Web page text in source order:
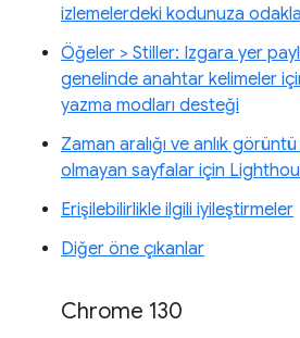
izlemelerdeki kodunuza
Öğeler > Stiller: Izgara yer
genelinde anahtar kelimeler
yazma modları desteği
Zaman aralığı ve anlık
olmayan sayfalar için
Erişilebilirlikle ilgili iyileştirmeler
Diğer öne çıkanlar
Chrome 130